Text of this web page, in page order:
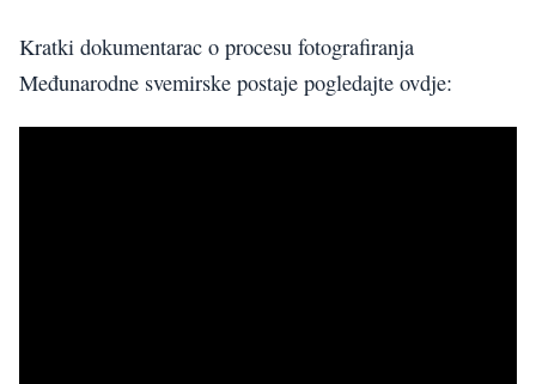
Kratki dokumentarac o procesu fotografiranja
Međunarodne svemirske postaje pogledajte ovdje: